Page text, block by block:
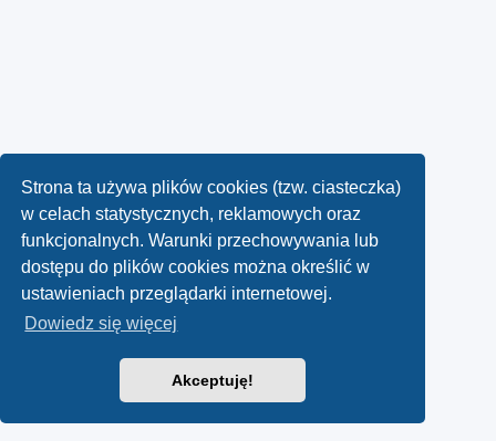
Strona ta używa plików cookies (tzw. ciasteczka)
w celach statystycznych, reklamowych oraz
funkcjonalnych. Warunki przechowywania lub
dostępu do plików cookies można określić w
ustawieniach przeglądarki internetowej.
Dowiedz się więcej
Akceptuję!